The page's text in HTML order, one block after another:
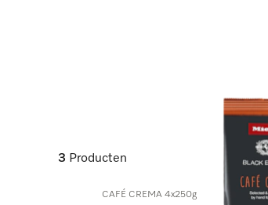
3 Producten
CAFÉ CREMA 4x250g